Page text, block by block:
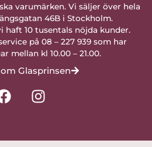
varumärken. Vi säljer över hela
46B i Stockholm.
haft 10 tusentals nöjda kunder.
på 08 – 227 939 som har
mellan kl 10.00 – 21.00.
Glasprinsen
F
a
I
n